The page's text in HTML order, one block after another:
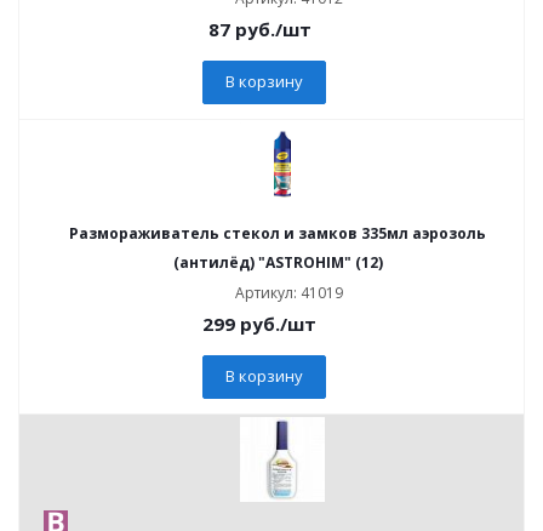
87руб./шт
В корзину
Размораживатель стекол и замков 335мл аэрозоль
(антилёд) "ASTROHIM" (12)
Артикул: 41019
299 руб./шт
В корзину